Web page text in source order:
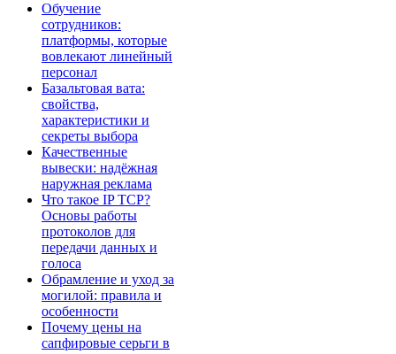
Обучение
сотрудников:
платформы, которые
вовлекают линейный
персонал
Базальтовая вата:
свойства,
характеристики и
секреты выбора
Качественные
вывески: надёжная
наружная реклама
Что такое IP TCP?
Основы работы
протоколов для
передачи данных и
голоса
Обрамление и уход за
могилой: правила и
особенности
Почему цены на
сапфировые серьги в